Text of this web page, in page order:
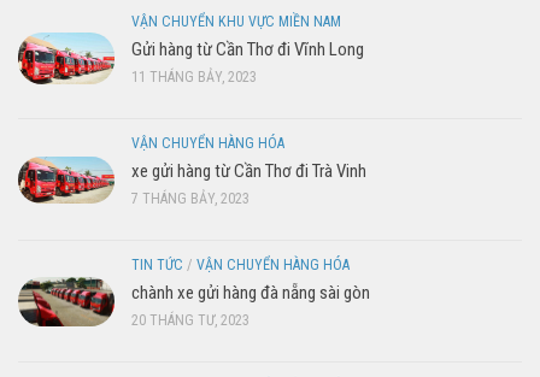
VẬN CHUYỂN KHU VỰC MIỀN NAM
Gửi hàng từ Cần Thơ đi Vĩnh Long
11 THÁNG BẢY, 2023
VẬN CHUYỂN HÀNG HÓA
xe gửi hàng từ Cần Thơ đi Trà Vinh
7 THÁNG BẢY, 2023
TIN TỨC / VẬN CHUYỂN HÀNG HÓA
chành xe gửi hàng đà nẵng sài gòn
20 THÁNG TƯ, 2023